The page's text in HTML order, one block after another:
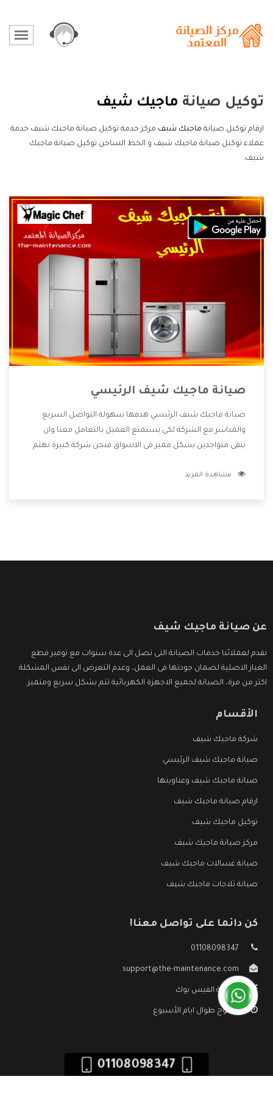
توكيل صيانة ماجيك شيف
ارقام توكيل صيانة ماجيك شيف مركز خدمة توكيل صيانة ماجيك شيف خدمة
عملاء توكيل صيانة ماجيك شيف و الخط الساخن توكيل صيانة ماجيك
شيف.
صيانة ماجيك شيف الرئيسي
صيانة ماجيك شيف الرئيسي هدفها سهولة التواصل السريع
والمباشر مع الشركة لكى يستمتع العميل بالتعامل معنا وان
نبقى متواجدين بشكل مميز فى الاسواق فنحن شركة كبيرة نهتم
الشركة بها والتى تكون منها خدمة الصيانة التى تكون من أهم
مشاهدة المزيد
عن صيانة ماجيك شيف
نقدم لعملائنا خدمات الصيانة التى تصل الى عدة سنوات مع توفير قطع
الغيار الاصلية لضمان جودتها فى العمل، وعدم التعرض الى نفس المشكلة
اكثر من مرة، الصيانة لجميع الاجهزة الكهربائية تتم بشكل سريع ومتميز.
الأقسام
شركة ماجيك شيف
صيانة ماجيك شيف الرئيسي
صيانة ماجيك شيف وعناوينها
ارقام صيانة ماجيك شيف
توكيل ماجيك شيف
مركز صيانة ماجيك شيف
صيانة غسالات ماجيك شيف
صيانة ثلاجات ماجيك شيف
كن دائما على تواصل معنا!
01108098347
support@the-maintenance.com
صفحة الفيس بوك
مفتوح طوال ايام الأسبوع
01108098347